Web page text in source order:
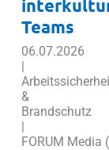
Teams
06.07.2026
|
&
Brandschutz
|
FORUM Media